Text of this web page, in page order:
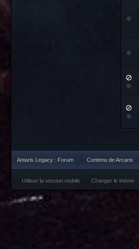
Antaris Legacy : Forum Contenu de Arcans
Utiliser la version mobile Changer le thème